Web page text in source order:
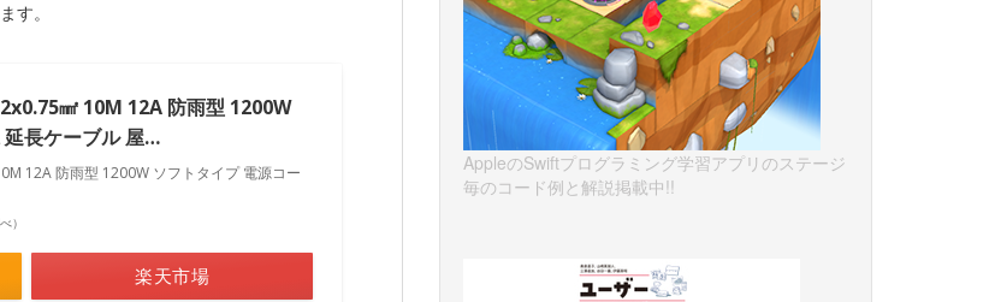
す。
㎟ 10M 12A 防雨型 1200W
延長ケーブル 屋…
12A 防雨型 1200W ソフトタイプ 電源コー
）
楽天市場
AppleのSwiftプログラミング学習アプリのステージ
毎のコード例と解説掲載中!!